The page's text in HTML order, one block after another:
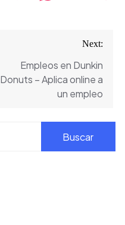
Next:
Empleos en Dunkin
Donuts – Aplica online a
un empleo